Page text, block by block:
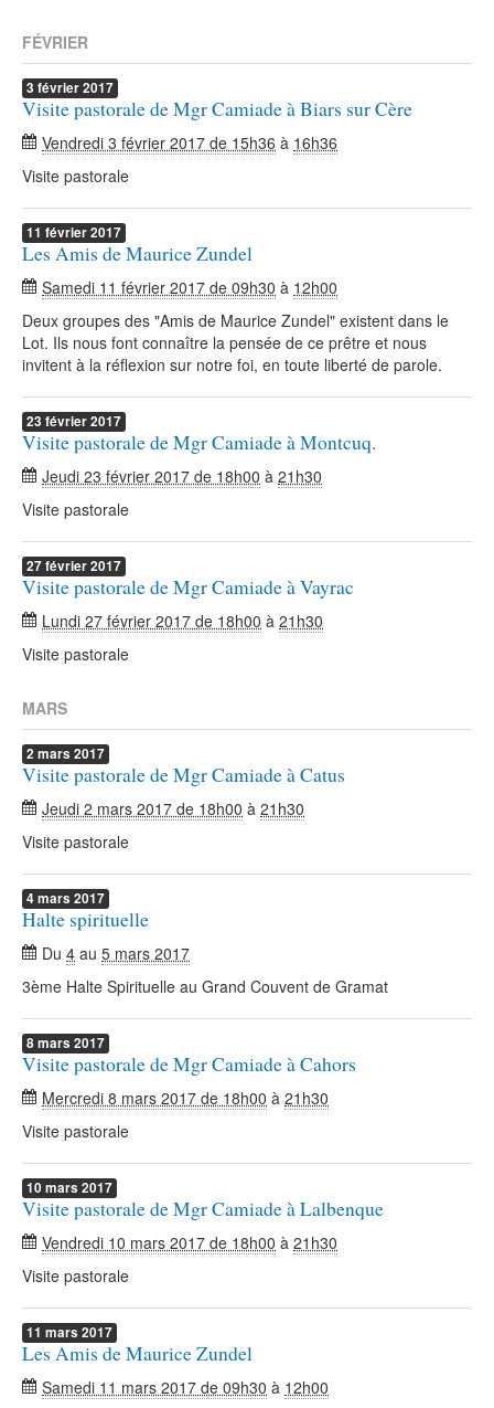
FÉVRIER
3 février2017
Visite pastorale de Mgr Camiade à Biars sur Cère
Vendredi 3 février 2017 de 15h36 à 16h36
Visite pastorale
11 février2017
Les Amis de Maurice Zundel
Samedi 11 février 2017 de 09h30 à 12h00
Deux groupes des "Amis de Maurice Zundel" existent dans le
Lot. Ils nous font connaître la pensée de ce prêtre et nous
invitent à la réflexion sur notre foi, en toute liberté de parole.
23 février2017
Visite pastorale de Mgr Camiade à Montcuq.
Jeudi 23 février 2017 de 18h00 à 21h30
Visite pastorale
27février2017
Visite pastorale de Mgr Camiade à Vayrac
Lundi 27 février 2017 de 18h00 à 21h30
Visite pastorale
MARS
2 mars 2017
Visite pastorale de Mgr Camiade à Catus
Jeudi 2 mars 2017 de 18h00 à 21h30
Visite pastorale
4mars 2017
Halte spirituelle
Du 4 au 5 mars 2017
3ème Halte Spirituelle au Grand Couvent de Gramat
8mars 2017
Visite pastorale de Mgr Camiade à Cahors
Mercredi 8 mars 2017 de 18h00 à 21h30
Visite pastorale
10 mars 2017
Visite pastorale de Mgr Camiade à Lalbenque
Vendredi 10 mars 2017 de 18h00 à 21h30
Visite pastorale
11 mars 2017
Les Amis de Maurice Zundel
Samedi 11 mars 2017 de 09h30 à 12h00